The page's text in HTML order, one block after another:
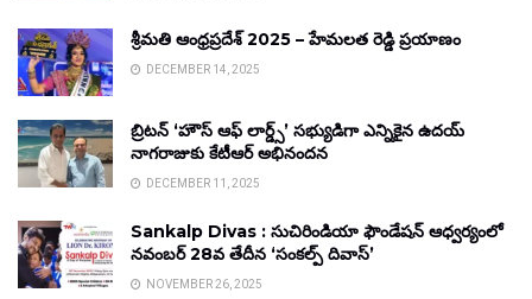
శ్రీమతి ఆంధ్రప్రదేశ్ 2025 – హేమలత రెడ్డి ప్రయాణం
DECEMBER 14, 2025
బ్రిటన్ ‘హౌస్ ఆఫ్ లార్డ్స్’ సభ్యుడిగా ఎన్నికైన ఉదయ్
నాగరాజుకు కేటీఆర్ అభినందన
DECEMBER 11, 2025
Sankalp Divas : సుచిరిండియా ఫౌండేషన్ ఆధ్వర్యంలో
నవంబర్ 28వ తేదీన ‘సంకల్ప్ దివాస్’
NOVEMBER 26, 2025